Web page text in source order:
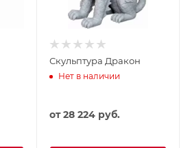
Скульптура Дракон
Нет в наличии
от28 224 руб.